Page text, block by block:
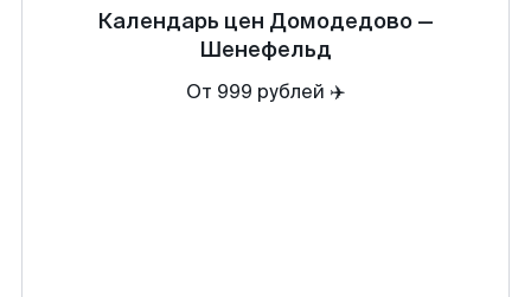
Календарь цен Домодедово —
Шенефельд
От 999 рублей ✈️